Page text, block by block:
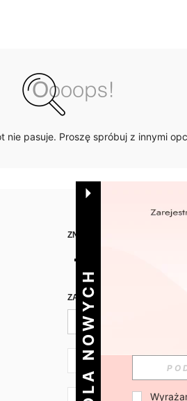
nie pasuje. Proszę spróbuj z innymi
ZNAJDŹ NAS NA
ZAPISZ SIĘ PO CODZIENNĄ
PL + 48
DLA NOWYCH